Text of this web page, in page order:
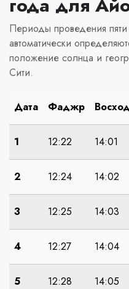
Периоды проведения пяти
автоматически
положение солнца и
Сити.
Дата Фаджр Восход
1 12:22 14:01
2 12:24 14:02
3 12:25 14:03
4 12:27 14:04
5 12:28 14:05